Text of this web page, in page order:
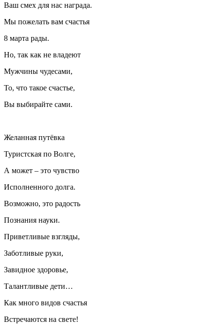
Ваш смех для нас награда.
Мы пожелать вам счастья
8 марта рады.
Но, так как не владеют
Мужчины чудесами,
То, что такое счастье,
Вы выбирайте сами.
Желанная путёвка
Туристская по Волге,
А может – это чувство
Исполненного долга.
Возможно, это радость
Познания науки.
Приветливые взгляды,
Заботливые руки,
Завидное здоровье,
Талантливые дети…
Как много видов счастья
Встречаются на свете!